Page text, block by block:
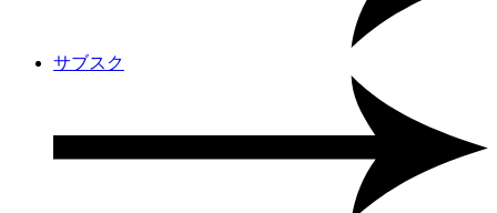
サブスク